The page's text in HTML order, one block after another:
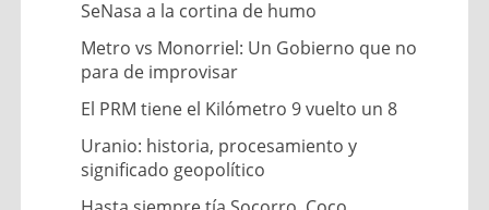
SeNasa a la cortina de humo
Metro vs Monorriel: Un Gobierno que no
para de improvisar
El PRM tiene el Kilómetro 9 vuelto un 8
Uranio: historia, procesamiento y
significado geopolítico